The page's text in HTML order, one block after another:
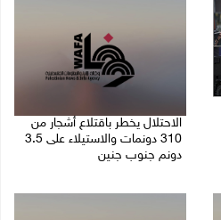
الاحتلال يخطر باقتلاع أشجار من
310 دونمات والاستيلاء على 3.5
دونم جنوب جنين